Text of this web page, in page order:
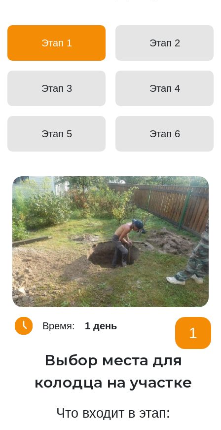
Этап 1 Этап 2
Этап 3 Этап 4
Этап 5 Этап 6
Время: 1 день 1
Выбор места для
колодца на участке
Что входит в этап: